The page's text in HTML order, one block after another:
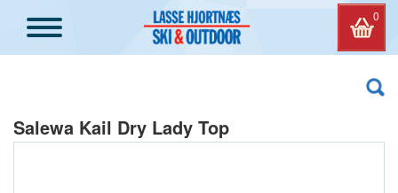
0
Salewa Kail Dry Lady Top